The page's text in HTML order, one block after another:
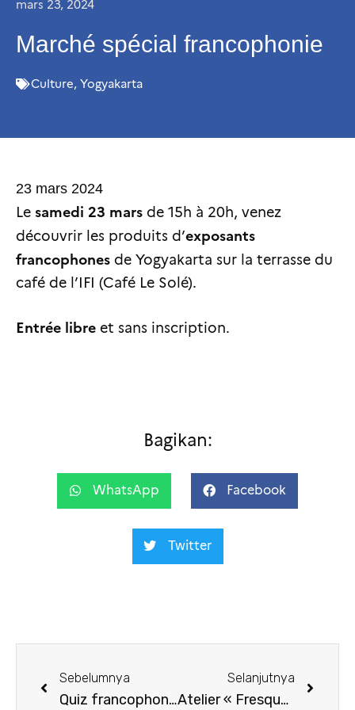
mars 23, 2024
Marché spécial francophonie
Culture, Yogyakarta
23 mars 2024
Le samedi 23 mars de 15h à 20h, venez
découvrir les produits d’exposants
francophones de Yogyakarta sur la terrasse du
café de l’IFI (Café Le Solé).
Entrée libre et sans inscription.
Bagikan:
WhatsApp Facebook
Twitter
Sebelumnya
Quiz francophonie
Selanjutnya
Atelier « Fresque du Climat » mars 2024